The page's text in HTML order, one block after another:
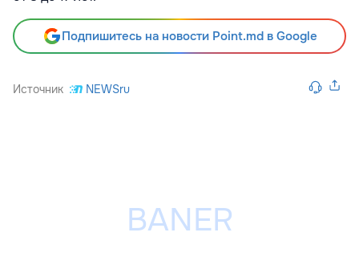
Подпишитесь на новости Point.md в Google
Источник NEWSru